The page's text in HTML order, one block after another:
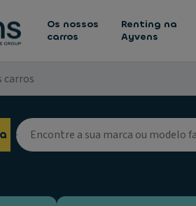
Os nossos
carros
Renting na
Ayvens
carros